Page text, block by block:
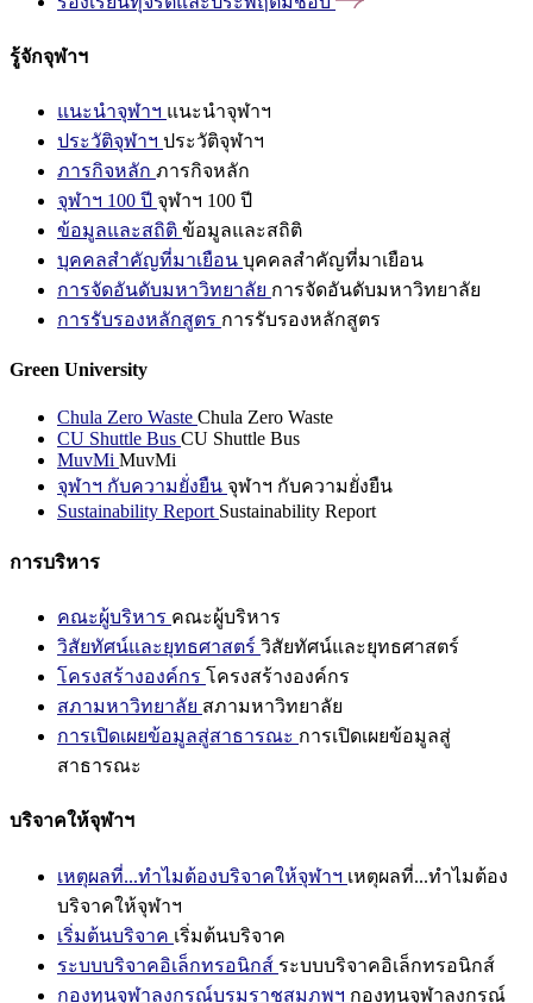
รู้จักจุฬาฯ
แนะนำจุฬาฯ แนะนำจุฬาฯ
ประวัติจุฬาฯ ประวัติจุฬาฯ
ภารกิจหลัก ภารกิจหลัก
จุฬาฯ 100 ปี จุฬาฯ 100 ปี
ข้อมูลและสถิติ ข้อมูลและสถิติ
บุคคลสำคัญที่มาเยือน บุคคลสำคัญที่มาเยือน
การจัดอันดับมหาวิทยาลัย การจัดอันดับมหาวิทยาลัย
การรับรองหลักสูตร การรับรองหลักสูตร
Green University
Chula Zero Waste Chula Zero Waste
CU Shuttle Bus CU Shuttle Bus
MuvMi MuvMi
จุฬาฯ กับความยั่งยืน จุฬาฯ กับความยั่งยืน
Sustainability Report Sustainability Report
การบริหาร
คณะผู้บริหาร คณะผู้บริหาร
วิสัยทัศน์และยุทธศาสตร์ วิสัยทัศน์และยุทธศาสตร์
โครงสร้างองค์กร โครงสร้างองค์กร
สภามหาวิทยาลัย สภามหาวิทยาลัย
การเปิดเผยข้อมูลสู่สาธารณะ การเปิดเผยข้อมูลสู่
สาธารณะ
บริจาคให้จุฬาฯ
เหตุผลที่...ทำไมต้องบริจาคให้จุฬาฯ เหตุผลที่...ทำไมต้อง
บริจาคให้จุฬาฯ
เริ่มต้นบริจาค เริ่มต้นบริจาค
ระบบบริจาคอิเล็กทรอนิกส์ ระบบบริจาคอิเล็กทรอนิกส์
กองทุนจุฬาลงกรณ์บรมราชสมภพฯ กองทุนจุฬาลงกรณ์